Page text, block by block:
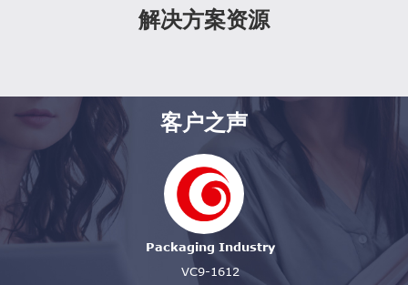
解决方案资源
客户之声
Packaging Industry
VC9-1612